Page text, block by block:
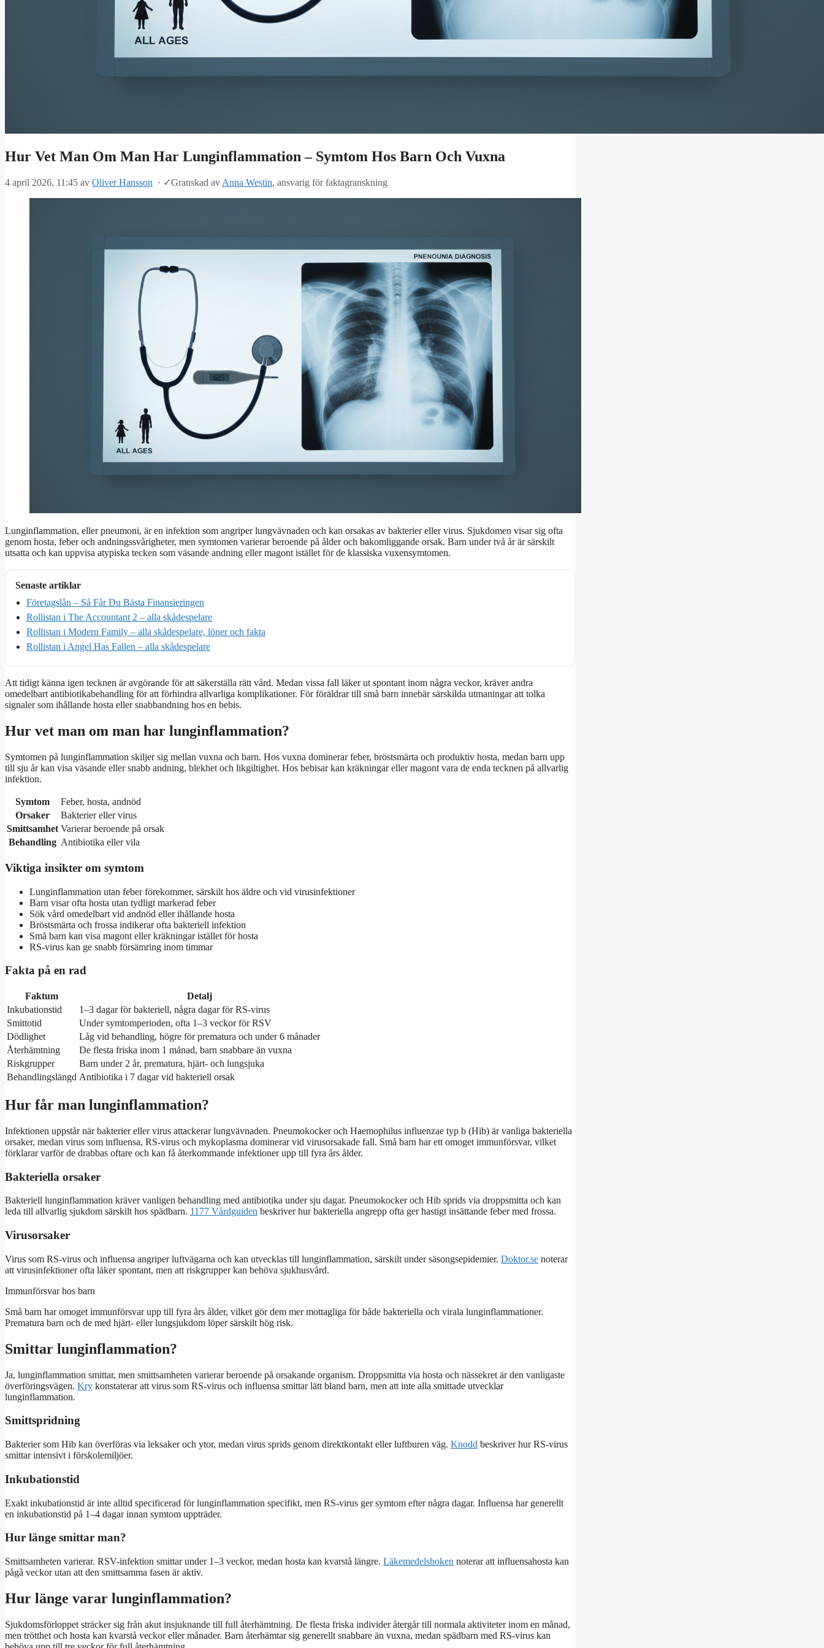
Hur Vet Man Om Man Har Lunginflammation – Symtom Hos Barn Och Vuxna
4 april 2026, 11:45 av Oliver Hansson · ✓Granskad avAnna Westin, ansvarig för faktagranskning
Lunginflammation, eller pneumoni, är en infektion som angriper lungvävnaden och kan orsakas av bakterier eller virus. Sjukdomen visar sig ofta
genom hosta, feber och andningssvårigheter, men symtomen varierar beroende på ålder och bakomliggande orsak. Barn under två år är särskilt
utsatta och kan uppvisa atypiska tecken som väsande andning eller magont istället för de klassiska vuxensymtomen.
Senaste artiklar
Företagslån – Så Får Du Bästa Finansieringen
Rollistan i The Accountant 2 – alla skådespelare
Rollistan i Modern Family – alla skådespelare, löner och fakta
Rollistan i Angel Has Fallen – alla skådespelare
Att tidigt känna igen tecknen är avgörande för att säkerställa rätt vård. Medan vissa fall läker ut spontant inom några veckor, kräver andra
omedelbart antibiotikabehandling för att förhindra allvarliga komplikationer. För föräldrar till små barn innebär särskilda utmaningar att tolka
signaler som ihållande hosta eller snabbandning hos en bebis.
Hur vet man om man har lunginflammation?
Symtomen på lunginflammation skiljer sig mellan vuxna och barn. Hos vuxna dominerar feber, bröstsmärta och produktiv hosta, medan barn upp
till sju år kan visa väsande eller snabb andning, blekhet och likgiltighet. Hos bebisar kan kräkningar eller magont vara de enda tecknen på allvarlig
infektion.
Symtom
Feber, hosta, andnöd
Orsaker
Bakterier eller virus
Smittsamhet Varierar beroende på orsak
Behandling Antibiotika eller vila
Viktiga insikter om symtom
Lunginflammation utan feber förekommer, särskilt hos äldre och vid virusinfektioner
Barn visar ofta hosta utan tydligt markerad feber
Sök vård omedelbart vid andnöd eller ihållande hosta
Bröstsmärta och frossa indikerar ofta bakteriell infektion
Små barn kan visa magont eller kräkningar istället för hosta
RS-virus kan ge snabb försämring inom timmar
Fakta på en rad
Faktum
Detalj
Inkubationstid
1–3 dagar för bakteriell, några dagar för RS-virus
Smittotid
Under symtomperioden, ofta 1–3 veckor för RSV
Dödlighet
Låg vid behandling, högre för prematura och under 6 månader
Återhämtning
De flesta friska inom 1 månad, barn snabbare än vuxna
Riskgrupper
Barn under 2 år, prematura, hjärt- och lungsjuka
Behandlingslängd Antibiotika i 7 dagar vid bakteriell orsak
Hur får man lunginflammation?
Infektionen uppstår när bakterier eller virus attackerar lungvävnaden. Pneumokocker och Haemophilus influenzae typ b (Hib) är vanliga bakteriella
orsaker, medan virus som influensa, RS-virus och mykoplasma dominerar vid virusorsakade fall. Små barn har ett omoget immunförsvar, vilket
förklarar varför de drabbas oftare och kan få återkommande infektioner upp till fyra års ålder.
Bakteriella orsaker
Bakteriell lunginflammation kräver vanligen behandling med antibiotika under sju dagar. Pneumokocker och Hib sprids via droppsmitta och kan
leda till allvarlig sjukdom särskilt hos spädbarn. 1177 Vårdguiden beskriver hur bakteriella angrepp ofta ger hastigt insättande feber med frossa.
Virusorsaker
Virus som RS-virus och influensa angriper luftvägarna och kan utvecklas till lunginflammation, särskilt under säsongsepidemier. Doktor.se noterar
att virusinfektioner ofta läker spontant, men att riskgrupper kan behöva sjukhusvård.
Immunförsvar hos barn
Små barn har omoget immunförsvar upp till fyra års ålder, vilket gör dem mer mottagliga för både bakteriella och virala lunginflammationer.
Prematura barn och de med hjärt- eller lungsjukdom löper särskilt hög risk.
Smittar lunginflammation?
Ja, lunginflammation smittar, men smittsamheten varierar beroende på orsakande organism. Droppsmitta via hosta och nässekret är den vanligaste
överföringsvägen. Kry konstaterar att virus som RS-virus och influensa smittar lätt bland barn, men att inte alla smittade utvecklar
lunginflammation.
Smittspridning
Bakterier som Hib kan överföras via leksaker och ytor, medan virus sprids genom direktkontakt eller luftburen väg. Knodd beskriver hur RS-virus
smittar intensivt i förskolemiljöer.
Inkubationstid
Exakt inkubationstid är inte alltid specificerad för lunginflammation specifikt, men RS-virus ger symtom efter några dagar. Influensa har generellt
en inkubationstid på 1–4 dagar innan symtom uppträder.
Hur länge smittar man?
Smittsamheten varierar. RSV-infektion smittar under 1–3 veckor, medan hosta kan kvarstå längre. Läkemedelsboken noterar att influensahosta kan
pågå veckor utan att den smittsamma fasen är aktiv.
Hur länge varar lunginflammation?
Sjukdomsförloppet sträcker sig från akut insjuknande till full återhämtning. De flesta friska individer återgår till normala aktiviteter inom en månad,
men trötthet och hosta kan kvarstå veckor eller månader. Barn återhämtar sig generellt snabbare än vuxna, medan spädbarn med RS-virus kan